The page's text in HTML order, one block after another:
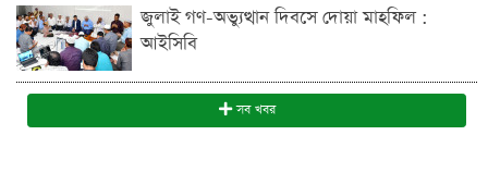
জুলাই গণ-অভ্যুত্থান দিবসে দোয়া মাহফিল :
আইসিবি
সব খবর